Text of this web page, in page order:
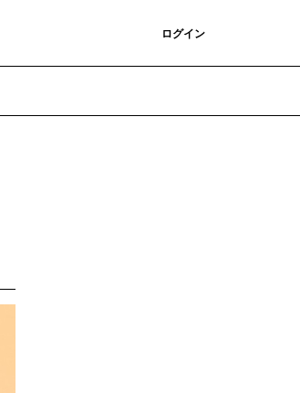
ログイン